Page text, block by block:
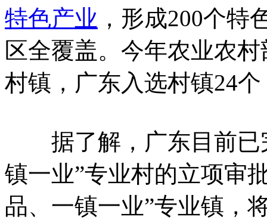
特色产业 ，形成200个特
区全覆盖。今年农业农
村镇，广东入选村镇24
据了解，广东目前已
镇一业”专业村的立项审
品、一镇一业”专业镇，